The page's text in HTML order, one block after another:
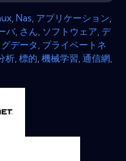
Nas アプリケーション
バ, さん ソフトウェア デ
データ プライベートネ
析 標的 機械学習 通信網